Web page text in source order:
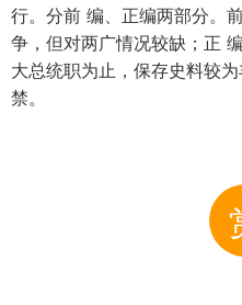
行。分前 编、正编两部分。
争，但对两广情况较缺；正
大总统职为止，保存史料较
禁。